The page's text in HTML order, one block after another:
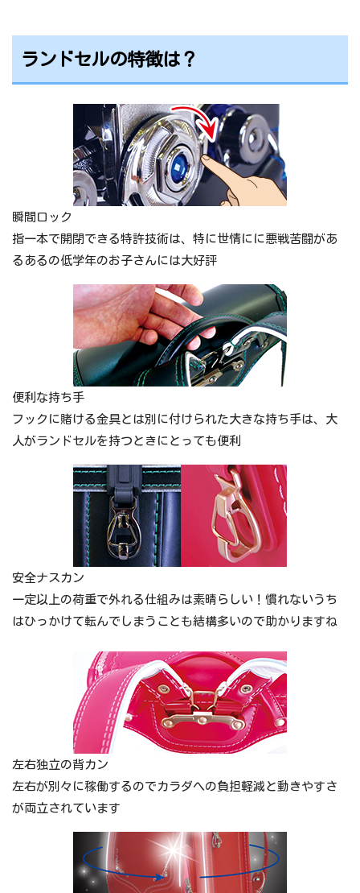
ランドセルの特徴は？
瞬間ロック
指一本で開閉できる特許技術は、特に世情にに悪戦苦闘があ
るあるの低学年のお子さんには大好評
便利な持ち手
フックに賭ける金具とは別に付けられた大きな持ち手は、大
人がランドセルを持つときにとっても便利
安全ナスカン
一定以上の荷重で外れる仕組みは素晴らしい！慣れないうち
はひっかけて転んでしまうことも結構多いので助かりますね
左右独立の背カン
左右が別々に稼働するのでカラダへの負担軽減と動きやすさ
が両立されています